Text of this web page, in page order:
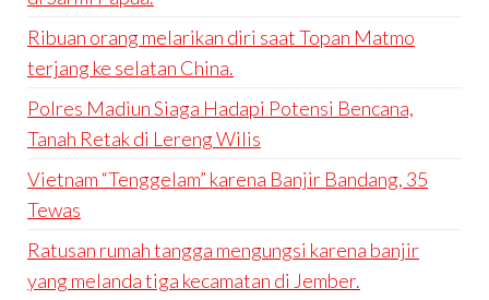
Ribuan orang melarikan diri saat Topan Matmo
terjang ke selatan China.
Polres Madiun Siaga Hadapi Potensi Bencana,
Tanah Retak di Lereng Wilis
Vietnam “Tenggelam” karena Banjir Bandang, 35
Tewas
Ratusan rumah tangga mengungsi karena banjir
yang melanda tiga kecamatan di Jember.